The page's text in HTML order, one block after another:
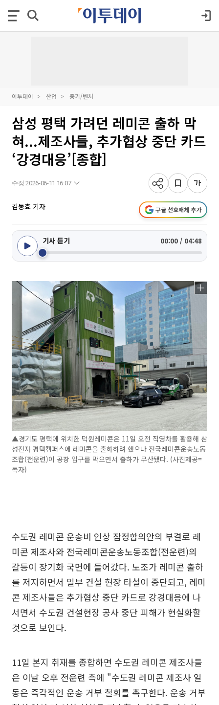
이투데이 산업 중기/벤처
삼성 평택 가려던 레미콘 출하 막
혀...제조사들, 추가협상 중단 카드
‘강경대응’[종합]
수정 2026-06-11 16:07
김동효 기자 구글 선호매체 추가
기사 듣기 00:00 / 04:48
▲경기도 평택에 위치한 덕원레미콘은 11일 오전 직영차를 활용해 삼
성전자 평택캠퍼스에 레미콘을 출하하려 했으나 전국레미콘운송노동
조합(전운련)이 공장 입구를 막으면서 출하가 무산됐다. (사진제공=
독자)
수도권 레미콘 운송비 인상 잠정합의안의 부결로 레
미콘 제조사와 전국레미콘운송노동조합(전운련)의
갈등이 장기화 국면에 들어갔다. 노조가 레미콘 출하
를 저지하면서 일부 건설 현장 타설이 중단되고, 레미
콘 제조사들은 추가협상 중단 카드로 강경대응에 나
서면서 수도권 건설현장 공사 중단 피해가 현실화할
것으로 보인다.
11일 본지 취재를 종합하면 수도권 레미콘 제조사들
은 이날 오후 전운련 측에 "수도권 레미콘 제조사 일
동은 즉각적인 운송 거부 철회를 촉구한다. 운송 거부